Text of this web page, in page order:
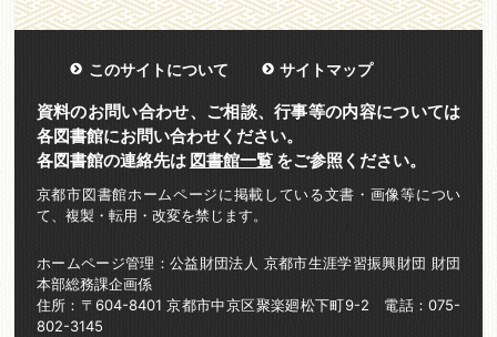
このサイトについて サイトマップ
資料のお問い合わせ、ご相談、行事等の内容については
各図書館にお問い合わせください。
各図書館の連絡先は 図書館一覧をご参照ください。
京都市図書館ホームページに掲載している文書・画像等につい
て、複製・転用・改変を禁じます。
ホームページ管理：公益財団法人 京都市生涯学習振興財団 財団
本部総務課企画係
住所：〒604-8401 京都市中京区聚楽廻松下町9-2 電話：075-
802-3145